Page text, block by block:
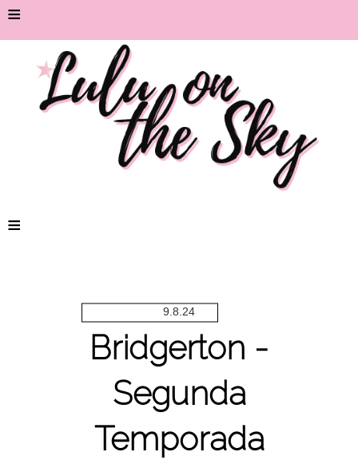
≡
≡
9.8.24
Bridgerton -
Segunda
Temporada